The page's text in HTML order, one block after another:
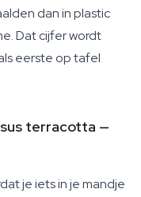
dan in plastic
Dat cijfer wordt
eerste op tafel
terracotta —
je iets in je mandje